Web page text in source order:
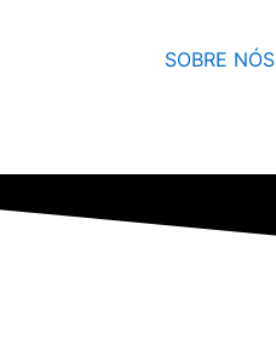
SOBRE NÓS